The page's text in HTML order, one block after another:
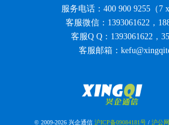
服务电话：400 900 9255（7
客服微信：1393061622，
客服Q Q：1393061622，
客服邮箱：
© 2009-2026 兴企通信 沪ICP备09084181号/ 沪公